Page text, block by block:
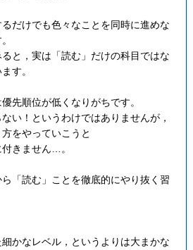
だけでも色々なことを同時に進めな
と，実は「読む」だけの科目ではな
す。
先順位が低くなりがちです。
い！というわけではありませんが，
をやっていこうと
きません…。
「読む」ことを徹底的にやり抜く習
かなレベル，というよりは大まかな